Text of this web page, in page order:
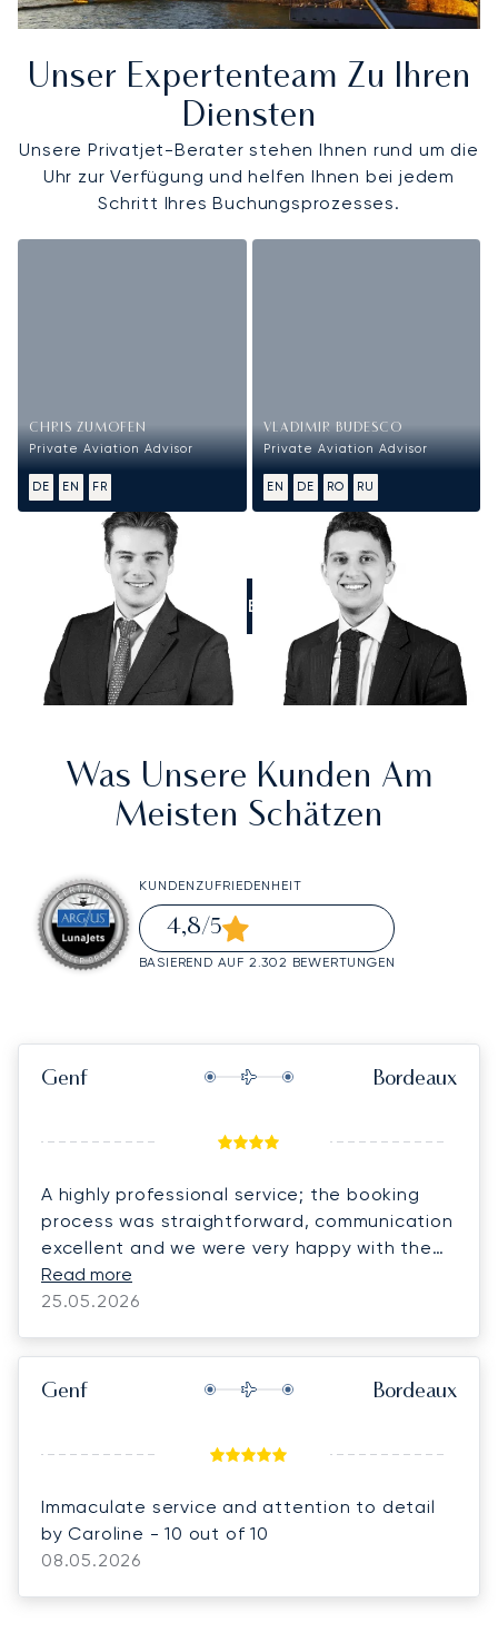
Unser Expertenteam Zu Ihren
Diensten
Unsere Privatjet-Berater stehen Ihnen rund um die
Uhr zur Verfügung und helfen Ihnen bei jedem
Schritt Ihres Buchungsprozesses.
CHRIS ZUMOFEN
Private Aviation Advisor
DE EN FR
VLADIMIR BUDESCO
Private Aviation Advisor
EN DE RO RU
RUFEN SIE UNS AN
Was Unsere Kunden Am
Meisten Schätzen
KUNDENZUFRIEDENHEIT
4,8/5
BASIEREND AUF 2.302 BEWERTUNGEN
Genf Bordeaux
A highly professional service; the booking
process was straightforward, communication
excellent and we were very happy with the
flight itself.
Read more
25.05.2026
Genf Bordeaux
Immaculate service and attention to detail
by Caroline - 10 out of 10
08.05.2026